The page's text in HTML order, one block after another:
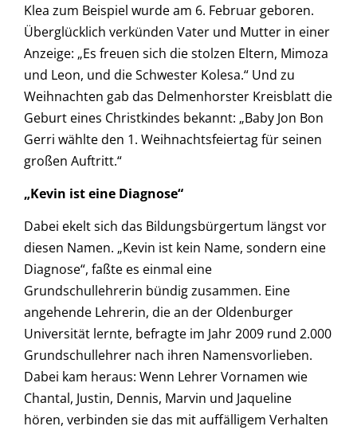
Klea zum Beispiel wurde am 6. Februar geboren.
Überglücklich verkünden Vater und Mutter in einer
Anzeige: „Es freuen sich die stolzen Eltern, Mimoza
und Leon, und die Schwester Kolesa.“ Und zu
Weihnachten gab das Delmenhorster Kreisblatt die
Geburt eines Christkindes bekannt: „Baby Jon Bon
Gerri wählte den 1. Weihnachtsfeiertag für seinen
großen Auftritt.“
„Kevin ist eine Diagnose“
Dabei ekelt sich das Bildungsbürgertum längst vor
diesen Namen. „Kevin ist kein Name, sondern eine
Diagnose“, faßte es einmal eine
Grundschullehrerin bündig zusammen. Eine
angehende Lehrerin, die an der Oldenburger
Universität lernte, befragte im Jahr 2009 rund 2.000
Grundschullehrer nach ihren Namensvorlieben.
Dabei kam heraus: Wenn Lehrer Vornamen wie
Chantal, Justin, Dennis, Marvin und Jaqueline
hören, verbinden sie das mit auffälligem Verhalten